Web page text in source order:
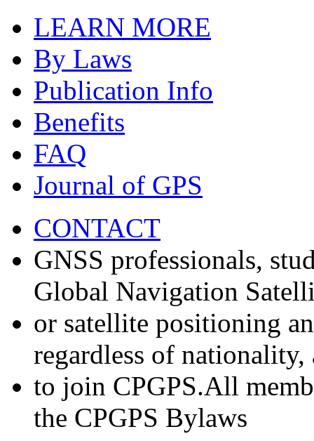
LEARN MORE
By Laws
Publication Info
Benefits
FAQ
Journal of GPS
CONTACT
GNSS professionals,
Global Navigation
or satellite positioning
regardless of nationality,
to join CPGPS.All
the CPGPS Bylaws